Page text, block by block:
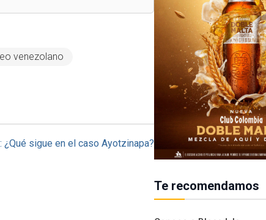
venezolano
Te recomendamos